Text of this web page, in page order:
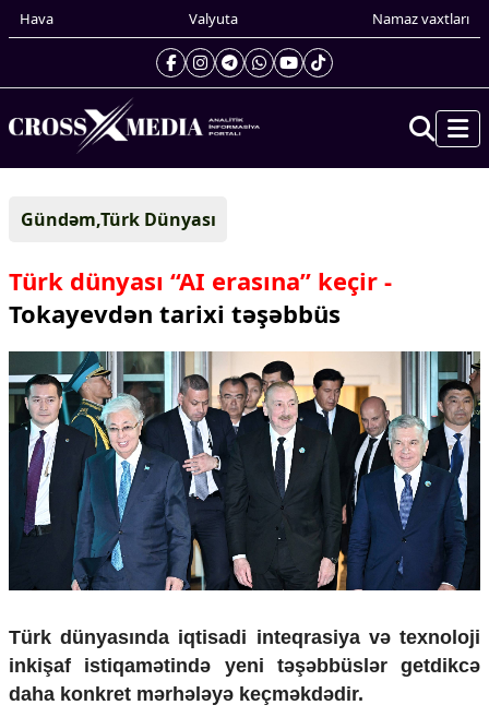
Hava Valyuta Namaz vaxtları
Gündəm
Xarici xəbərlər
Cənubi Qafqaz
Yaxın Şərq
Avropa
Amerika
Asiya
Afrika
Çarpaz baxış
Təhlil
Siyasi
Geosiyasi
Sosioloji
Araşdırma
Multimedia
Gündəm,Türk Dünyası
Türk dünyası “AI erasına” keçir -
Tokayevdən tarixi təşəbbüs
Türk dünyasında iqtisadi inteqrasiya və texnoloji
inkişaf istiqamətində yeni təşəbbüslər getdikcə
daha konkret mərhələyə keçməkdədir.